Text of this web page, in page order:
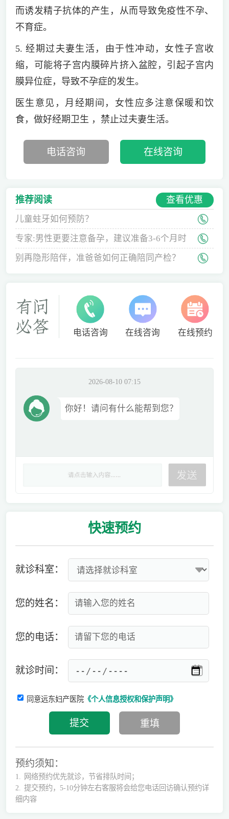
而诱发精子抗体的产生，从而导致免疫性不孕、
不育症。
5. 经期过夫妻生活，由于性冲动，女性子宫收
缩，可能将子宫内膜碎片挤入盆腔，引起子宫内
膜异位症，导致不孕症的发生。
医生意见，月经期间，女性应多注意保暖和饮
食，做好经期卫生 ，禁止过夫妻生活。
电话咨询 在线咨询
推荐阅读 查看优惠
儿童蛀牙如何预防？
专家:男性更要注意备孕，建议准备3-6个月时
间
别再隐形陪伴，准爸爸如何正确陪同产检？
电话咨询 在线咨询 在线预约
2026-08-10 07:15
你好！请问有什么能帮到您？
快速预约
就诊科室：
您的姓名：
您的电话：
就诊时间：
同意远东妇产医院《个人信息授权和保护声明》
预约须知：
1.
网络预约优先就诊，节省排队时间；
2.
提交预约，5-10分钟左右客服将会给您电话回访确认预约详
细内容